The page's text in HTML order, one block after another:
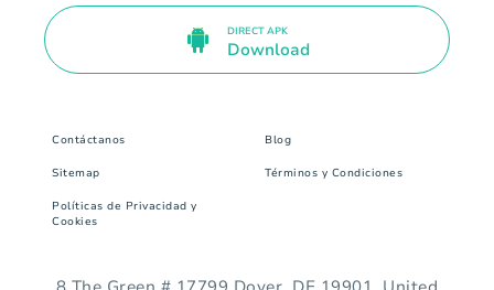
DIRECT APK
Download
Contáctanos Blog
Sitemap Términos y Condiciones
Políticas de Privacidad y
Cookies